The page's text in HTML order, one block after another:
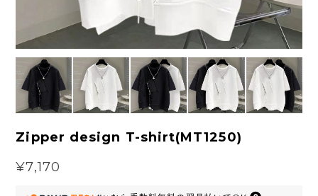
Zipper design T-shirt(MT1250)
¥7,170